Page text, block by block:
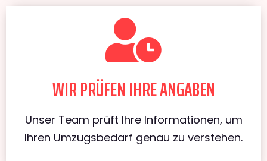
WIR PRÜFEN IHRE ANGABEN
Unser Team prüft Ihre Informationen, um
Ihren Umzugsbedarf genau zu verstehen.